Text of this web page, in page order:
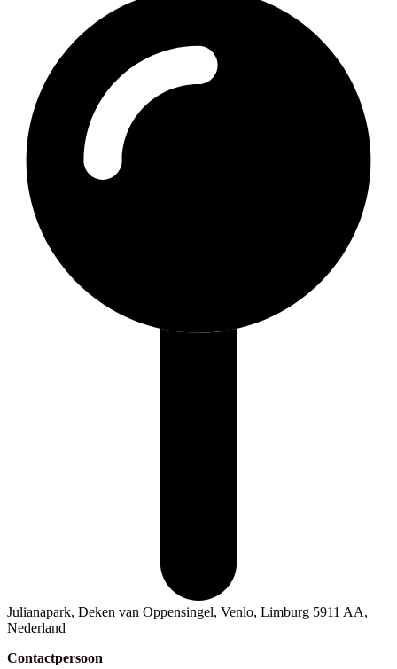
Julianapark, Deken van Oppensingel, Venlo, Limburg 5911 AA,
Nederland
Contactpersoon